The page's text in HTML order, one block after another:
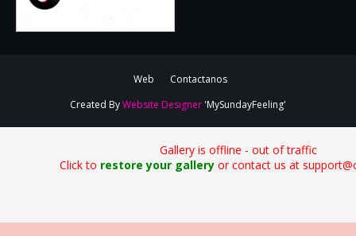
Web
Contactanos
Created ByWebsite Designer 'MySundayFeeling'
Gallery is offline - out of traffic
Click to restore your galleryor contact us at